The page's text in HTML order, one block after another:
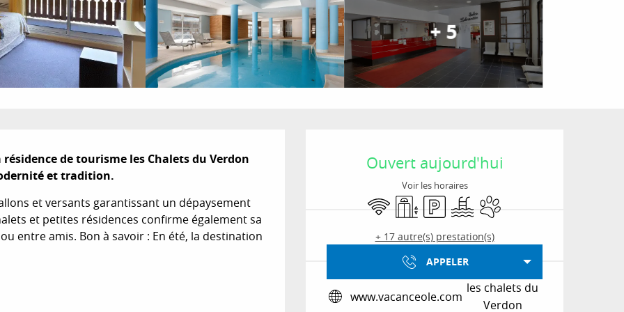
+ 5
Ouverture et
Ouvert aujourd'hui
Voir les horaires
WiFi Ascenseur
ParkingPiscineAnimaux acceptés
+ 17 autre(s) prestation(s)
APPELER
www.vacanceole.com
les chalets du
Verdon
de tourisme les Chalets du Verdon
et tradition.
et versants garantissant un dépaysement
et petites résidences confirme également sa
entre amis. Bon à savoir : En été, la destination